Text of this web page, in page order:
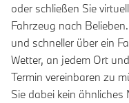
oder schließen Sie
Fahrzeug nach
und schneller über ein
Wetter, an jedem Ort
Termin vereinbaren zu
Sie dabei kein